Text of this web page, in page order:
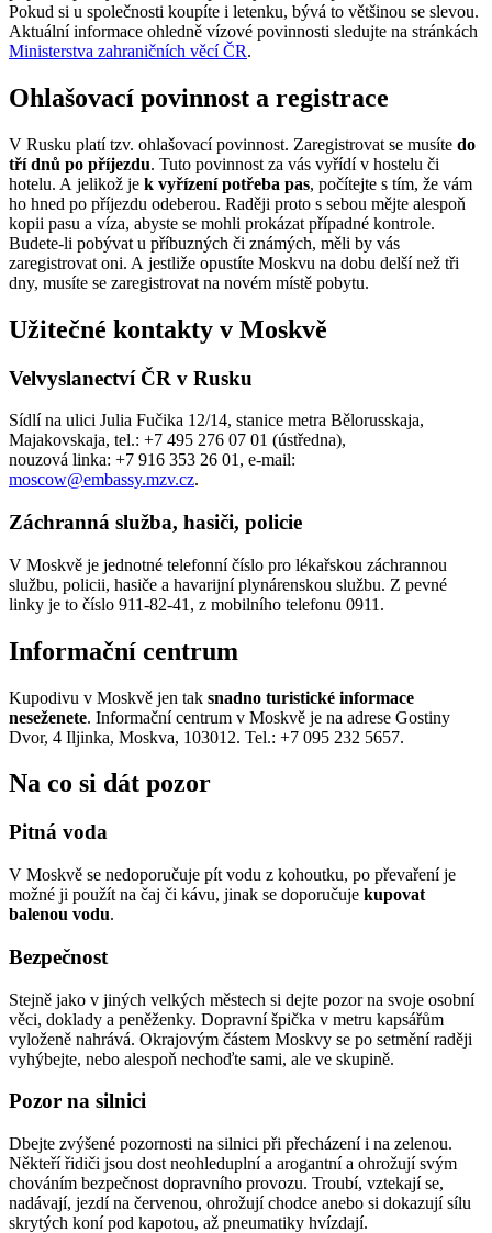
Pokud si u společnosti koupíte i letenku, bývá to většinou se slevou.
Aktuální informace ohledně vízové povinnosti sledujte na stránkách
Ministerstva zahraničních věcí ČR.
Ohlašovací povinnost a registrace
V Rusku platí tzv. ohlašovací povinnost. Zaregistrovat se musíte do
tří dnů po příjezdu. Tuto povinnost za vás vyřídí v hostelu či
hotelu. A jelikož je k vyřízení potřeba pas, počítejte s tím, že vám
ho hned po příjezdu odeberou. Raději proto s sebou mějte alespoň
kopii pasu a víza, abyste se mohli prokázat případné kontrole.
Budete-li pobývat u příbuzných či známých, měli by vás
zaregistrovat oni. A jestliže opustíte Moskvu na dobu delší než tři
dny, musíte se zaregistrovat na novém místě pobytu.
Užitečné kontakty v Moskvě
Velvyslanectví ČR v Rusku
Sídlí na ulici Julia Fučika 12/14, stanice metra Bělorusskaja,
Majakovskaja, tel.: +7 495 276 07 01 (ústředna),
nouzová linka: +7 916 353 26 01, e-mail:
moscow@embassy.mzv.cz.
Záchranná služba, hasiči, policie
V Moskvě je jednotné telefonní číslo pro lékařskou záchrannou
službu, policii, hasiče a havarijní plynárenskou službu. Z pevné
linky je to číslo 911-82-41, z mobilního telefonu 0911.
Informační centrum
Kupodivu v Moskvě jen tak snadno turistické informace
neseženete. Informační centrum v Moskvě je na adrese Gostiny
Dvor, 4 Iljinka, Moskva, 103012. Tel.: +7 095 232 5657.
Na co si dát pozor
Pitná voda
V Moskvě se nedoporučuje pít vodu z kohoutku, po převaření je
možné ji použít na čaj či kávu, jinak se doporučuje kupovat
balenou vodu.
Bezpečnost
Stejně jako v jiných velkých městech si dejte pozor na svoje osobní
věci, doklady a peněženky. Dopravní špička v metru kapsářům
vyloženě nahrává. Okrajovým částem Moskvy se po setmění raději
vyhýbejte, nebo alespoň nechoďte sami, ale ve skupině.
Pozor na silnici
Dbejte zvýšené pozornosti na silnici při přecházení i na zelenou.
Někteří řidiči jsou dost neohleduplní a arogantní a ohrožují svým
chováním bezpečnost dopravního provozu. Troubí, vztekají se,
nadávají, jezdí na červenou, ohrožují chodce anebo si dokazují sílu
skrytých koní pod kapotou, až pneumatiky hvízdají.